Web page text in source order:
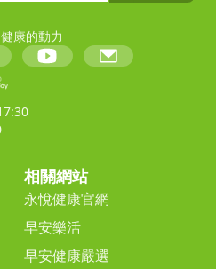
康的動力
相關網站
永悅健康官網
早安樂活
早安健康嚴選